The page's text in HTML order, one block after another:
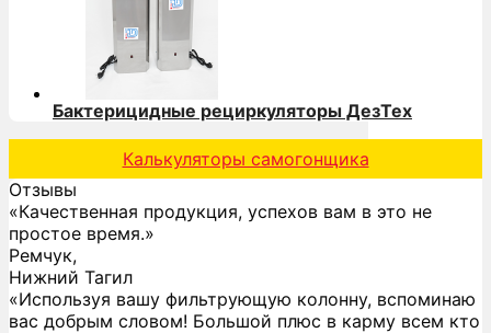
Бактерицидные рециркуляторы ДезТех
Калькуляторы самогонщика
Отзывы
«Качественная продукция, успехов вам в это не
простое время.»
Ремчук,
Нижний Тагил
«Используя вашу фильтрующую колонну, вспоминаю
вас добрым словом! Большой плюс в карму всем кто